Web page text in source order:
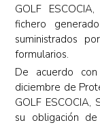
GOLF
fichero
suministrados
formularios.
De acuerdo
diciembre de
GOLF
su obligación